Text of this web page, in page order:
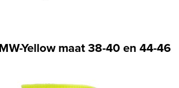
Yellow maat 38-40 en 44-46